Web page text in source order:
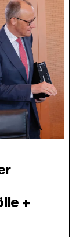
+